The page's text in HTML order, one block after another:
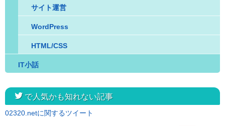
サイト運営
WordPress
HTML/CSS
IT小話
twitterで人気かも知れない記事
02320.netに関するツイート